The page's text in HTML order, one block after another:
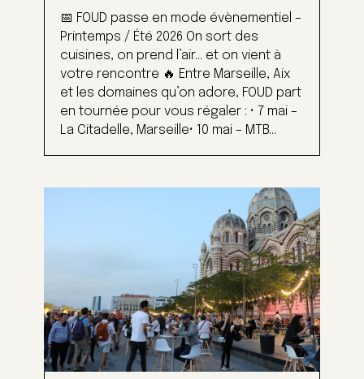
📅 FOUD passe en mode évènementiel –
Printemps / Été 2026 On sort des
cuisines, on prend l’air… et on vient à
votre rencontre 🔥 Entre Marseille, Aix
et les domaines qu’on adore, FOUD part
en tournée pour vous régaler : • 7 mai –
La Citadelle, Marseille• 10 mai – MTB...